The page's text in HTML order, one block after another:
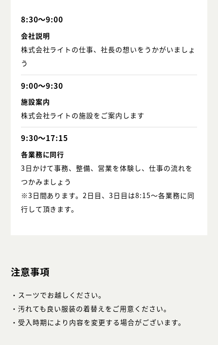
8:30～9:00
会社説明
株式会社ライトの仕事、社長の想いをうかがいましょ
う
9:00～9:30
施設案内
株式会社ライトの施設をご案内します
9:30～17:15
各業務に同行
3日かけて事務、整備、営業を体験し、仕事の流れを
つかみましょう
※3日間あります。2日目、3日目は8:15～各業務に同
行して頂きます。
注意事項
・スーツでお越しください。
・汚れても良い服装の着替えをご用意ください。
・受入時期により内容を変更する場合がございます。